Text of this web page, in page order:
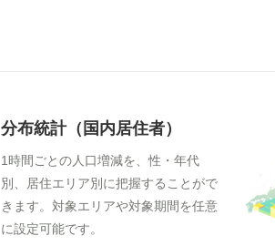
分布統計（国内居住者）
1時間ごとの人口増減を、性・年代
別、居住エリア別に把握することがで
きます。対象エリアや対象期間を任意
に設定可能です。